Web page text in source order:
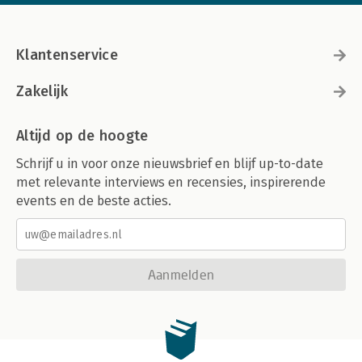
Klantenservice
Zakelijk
Altijd op de hoogte
Schrijf u in voor onze nieuwsbrief en blijf up-to-date
met relevante interviews en recensies, inspirerende
events en de beste acties.
Aanmelden